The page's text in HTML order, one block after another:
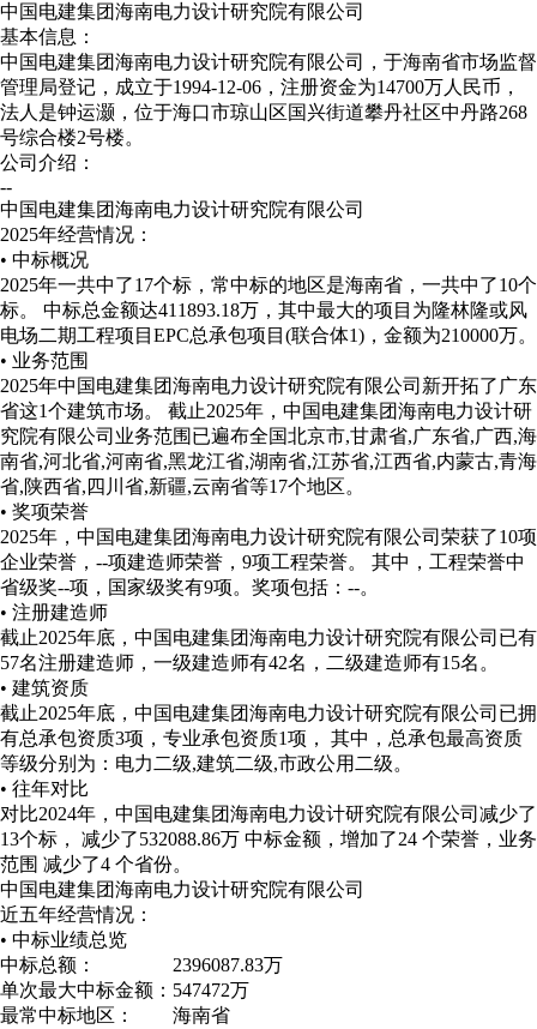
中国电建集团海南电力设计研究院有限公司
基本信息：
中国电建集团海南电力设计研究院有限公司，于海南省市场监督
管理局登记，成立于1994-12-06，注册资金为14700万人民币，
法人是钟运灏，位于海口市琼山区国兴街道攀丹社区中丹路268
号综合楼2号楼。
公司介绍：
--
中国电建集团海南电力设计研究院有限公司
2025年经营情况：
• 中标概况
2025年一共中了17个标，常中标的地区是海南省，一共中了10个
标。 中标总金额达411893.18万，其中最大的项目为隆林隆或风
电场二期工程项目EPC总承包项目(联合体1)，金额为210000万。
• 业务范围
2025年中国电建集团海南电力设计研究院有限公司新开拓了广东
省这1个建筑市场。
截止2025年，中国电建集团海南电力设计研
究院有限公司业务范围已遍布全国北京市,甘肃省,广东省,广西,海
南省,河北省,河南省,黑龙江省,湖南省,江苏省,江西省,内蒙古,青海
省,陕西省,四川省,新疆,云南省等17个地区。
• 奖项荣誉
2025年，中国电建集团海南电力设计研究院有限公司荣获了10项
企业荣誉，--项建造师荣誉，9项工程荣誉。 其中，工程荣誉中
省级奖--项，国家级奖有9项。 奖项包括：--。
• 注册建造师
截止2025年底，中国电建集团海南电力设计研究院有限公司已有
57名注册建造师，一级建造师有42名，二级建造师有15名。
• 建筑资质
截止2025年底，中国电建集团海南电力设计研究院有限公司已拥
有总承包资质3项，专业承包资质1项， 其中，总承包最高资质
等级分别为：电力二级,建筑二级,市政公用二级。
• 往年对比
对比2024年，中国电建集团海南电力设计研究院有限公司减少了
13个标， 减少了532088.86万 中标金额，增加了24 个荣誉，业务
范围 减少了4 个省份。
中国电建集团海南电力设计研究院有限公司
近五年经营情况：
• 中标业绩总览
中标总额：
2396087.83万
单次最大中标金额： 547472万
最常中标地区：
海南省